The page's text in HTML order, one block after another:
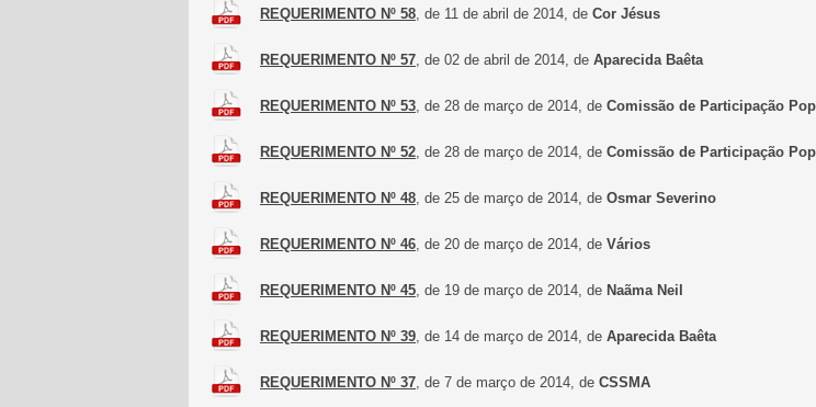
REQUERIMENTO Nº 58, de 11 de abril de 2014, de Cor Jésus
REQUERIMENTO Nº 57, de 02 de abril de 2014, de Aparecida Baêta
REQUERIMENTO Nº 53, de 28 de março de 2014, de Comissão de Participação
REQUERIMENTO Nº 52, de 28 de março de 2014, de Comissão de Participação
REQUERIMENTO Nº 48, de 25 de março de 2014, de Osmar Severino
REQUERIMENTO Nº 46, de 20 de março de 2014, de Vários
REQUERIMENTO Nº 45, de 19 de março de 2014, de Naãma Neil
REQUERIMENTO Nº 39, de 14 de março de 2014, de Aparecida Baêta
REQUERIMENTO Nº 37, de 7 de março de 2014, de CSSMA